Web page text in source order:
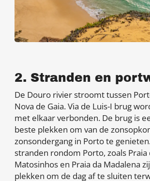
2. Stranden en
De Douro rivier stroomt tussen
Nova de Gaia. Via de Luis-I brug
met elkaar verbonden. De brug is
beste plekken om van de
zonsondergang in Porto te
stranden rondom Porto, zoals Praia
Matosinhos en Praia da Madalena
plekken om de dag af te sluiten